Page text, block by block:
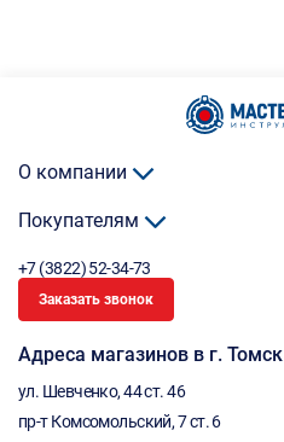
О компании
Покупателям
+7 (3822) 52-34-73
Заказать звонок
Адреса магазинов в г. Томск
ул. Шевченко, 44 ст. 46
пр-т Комсомольский, 7 ст. 6